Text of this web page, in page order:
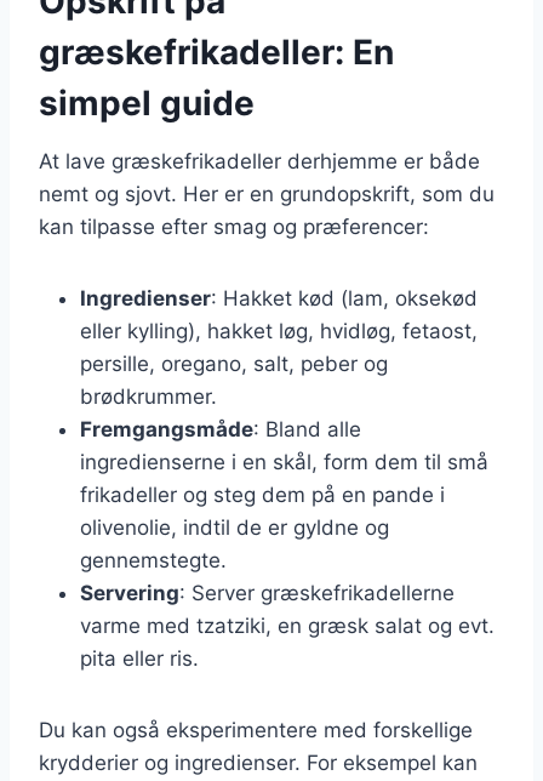
græskefrikadeller: En
simpel guide
At lave græskefrikadeller derhjemme er både
nemt og sjovt. Her er en grundopskrift, som du
kan tilpasse efter smag og præferencer:
Ingredienser: Hakket kød (lam, oksekød
eller kylling), hakket løg, hvidløg, fetaost,
persille, oregano, salt, peber og
brødkrummer.
Fremgangsmåde: Bland alle
ingredienserne i en skål, form dem til små
frikadeller og steg dem på en pande i
olivenolie, indtil de er gyldne og
gennemstegte.
Servering: Server græskefrikadellerne
varme med tzatziki, en græsk salat og evt.
pita eller ris.
Du kan også eksperimentere med forskellige
krydderier og ingredienser. For eksempel kan